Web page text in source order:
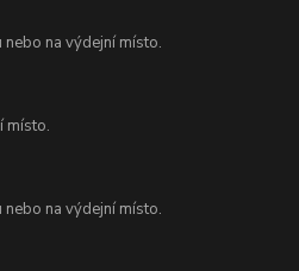
na výdejní místo.
místo.
na výdejní místo.